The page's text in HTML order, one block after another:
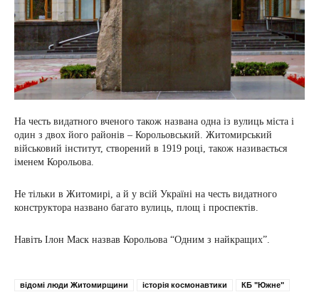
На честь видатного вченого також названа одна із вулиць міста і
один з двох його районів – Корольовський. Житомирський
військовий інститут, створений в 1919 році, також називається
іменем Корольова.
Не тільки в Житомирі, а й у всій Україні на честь видатного
конструктора названо багато вулиць, площ і проспектів.
Навіть Ілон Маск назвав Корольова “Одним з найкращих”.
відомі люди Житомирщини історія космонавтики КБ "Южне"